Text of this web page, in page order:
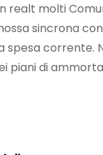
realt molti
sincrona
spesa corrente.
piani di